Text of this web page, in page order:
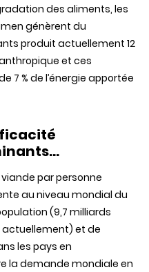
des aliments, les
génèrent du
produit actuellement 12
et ces
7 % de l’énergie apportée
par personne
au niveau mondial du
(9,7 milliards
actuellement) et de
les pays en
la demande mondiale en